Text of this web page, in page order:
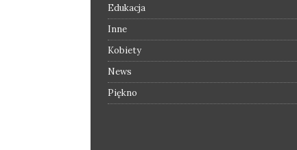
Edukacja
Inne
Kobiety
News
Piękno